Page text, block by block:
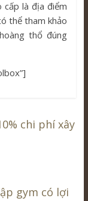
cấp là địa điểm
thể tham khảo
thổ đúng
chi phí xây
gym có lợi